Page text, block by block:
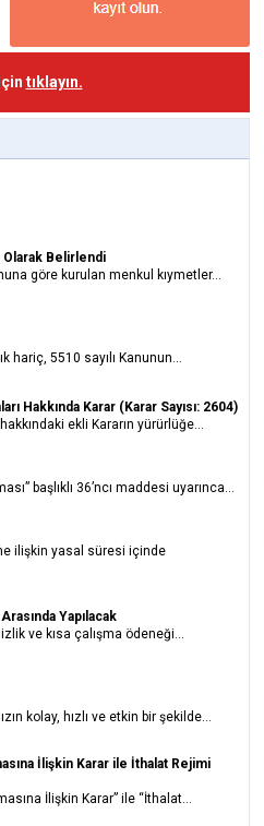
tıklayın.
Olarak Belirlendi
göre kurulan menkul kıymetler...
hariç, 5510 sayılı Kanunun...
Hakkında Karar (Karar Sayısı: 2604)
ekli Kararın yürürlüğe...
başlıklı 36’ncı maddesi uyarınca...
ilişkin yasal süresi içinde
Yapılacak
ve kısa çalışma ödeneği...
kolay, hızlı ve etkin bir şekilde...
İlişkin Karar ile İthalat Rejimi
İlişkin Karar” ile “İthalat...